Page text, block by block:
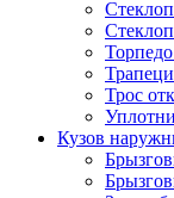
Торпедо
Трос
Кузов